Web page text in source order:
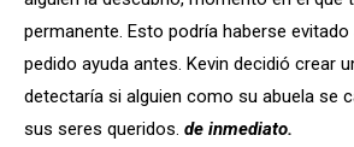
permanente. Esto podría haberse evitado
pedido ayuda antes. Kevin decidió crear
detectaría si alguien como su abuela se
sus seres queridos. de inmediato.